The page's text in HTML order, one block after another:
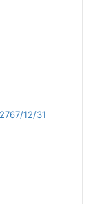
12/31